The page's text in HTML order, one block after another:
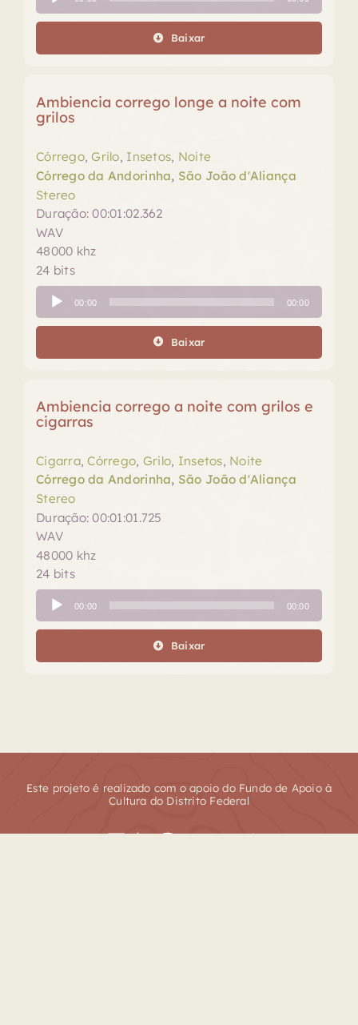
de
áudio
Baixar
Ambiencia corrego longe a noite com
grilos
Córrego,Grilo, Insetos, Noite
Córrego da Andorinha, São João d'Aliança
Stereo
Duração: 00:01:02.362
WAV
48000 khz
24 bits
Tocador
de
áudio
00:00 00:00
Baixar
Ambiencia corrego a noite com grilos e
cigarras
Cigarra,Córrego, Grilo, Insetos, Noite
Córrego da Andorinha, São João d'Aliança
Stereo
Duração: 00:01:01.725
WAV
48000 khz
24 bits
Tocador
de
áudio
00:00 00:00
Baixar
Este projeto é realizado com o apoio do Fundo de Apoio à
Cultura do Distrito Federal